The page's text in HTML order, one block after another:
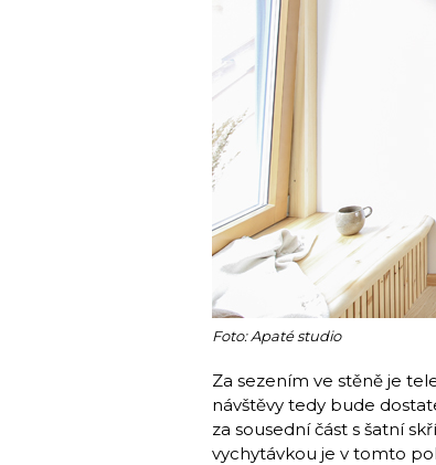
Foto: Apaté studio
Za sezením ve stěně je
návštěvy tedy bude
za sousední část s šatní
vychytávkou je v tomto